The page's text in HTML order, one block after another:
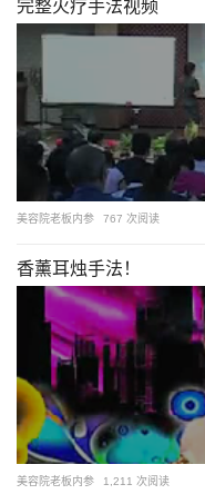
完整火疗手法视频
美容院老板内参 767 次阅读
香薰耳烛手法！
美容院老板内参 1,211 次阅读